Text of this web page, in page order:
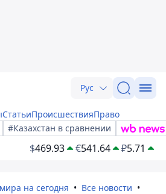
Рус
СтатьиПроисшествияПраво
#Казахстан в сравнении
$469.93 €541.64 ₽5.71
на сегодня
Все новости